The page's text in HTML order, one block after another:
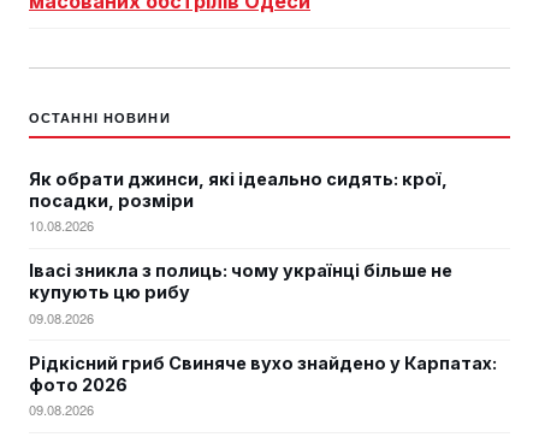
ОСТАННІ НОВИНИ
Як обрати джинси, які ідеально сидять: крої,
посадки, розміри
10.08.2026
Івасі зникла з полиць: чому українці більше не
купують цю рибу
09.08.2026
Рідкісний гриб Свиняче вухо знайдено у Карпатах:
фото 2026
09.08.2026